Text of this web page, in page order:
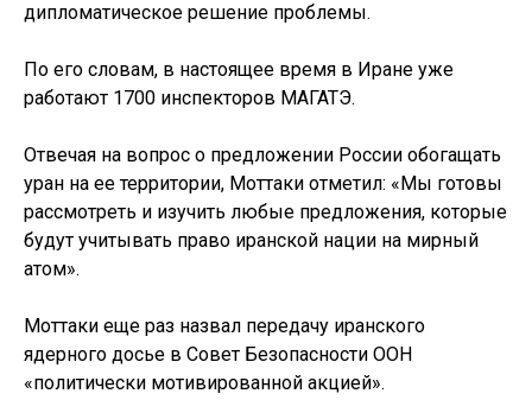
дипломатическое решение проблемы.
По его словам, в настоящее время в Иране уже
работают 1700 инспекторов МАГАТЭ.
Отвечая на вопрос о предложении России обогащать
уран на ее территории, Моттаки отметил: «Мы готовы
рассмотреть и изучить любые предложения, которые
будут учитывать право иранской нации на мирный
атом».
Моттаки еще раз назвал передачу иранского
ядерного досье в Совет Безопасности ООН
«политически мотивированной акцией».